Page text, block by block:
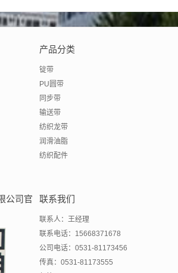
产品分类
锭带
PU圆带
同步带
输送带
纺织龙带
润滑油脂
纺织配件
公司官
联系我们
联系人：王经理
联系电话：15668371678
公司电话：0531-81173456
传真：0531-81173555